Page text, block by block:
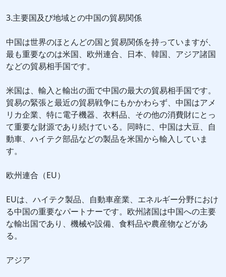
3.主要国及び地域との中国の貿易関係
中国は世界のほとんどの国と貿易関係を持っていますが、
最も重要なのは米国、欧州連合、日本、韓国、アジア諸国
などの貿易相手国です。
米国は、輸入と輸出の面で中国の最大の貿易相手国です。
貿易の緊張と最近の貿易戦争にもかかわらず、中国はアメ
リカ企業、特に電子機器、衣料品、その他の消費財にとっ
て重要な財源であり続けている。同時に、中国は大豆、自
動車、ハイテク部品などの製品を米国から輸入していま
す。
欧州連合（EU）
EUは、ハイテク製品、自動車産業、エネルギー分野におけ
る中国の重要なパートナーです。欧州諸国は中国への主要
な輸出国であり、機械や設備、食料品や農産物などがあ
る。
アジア